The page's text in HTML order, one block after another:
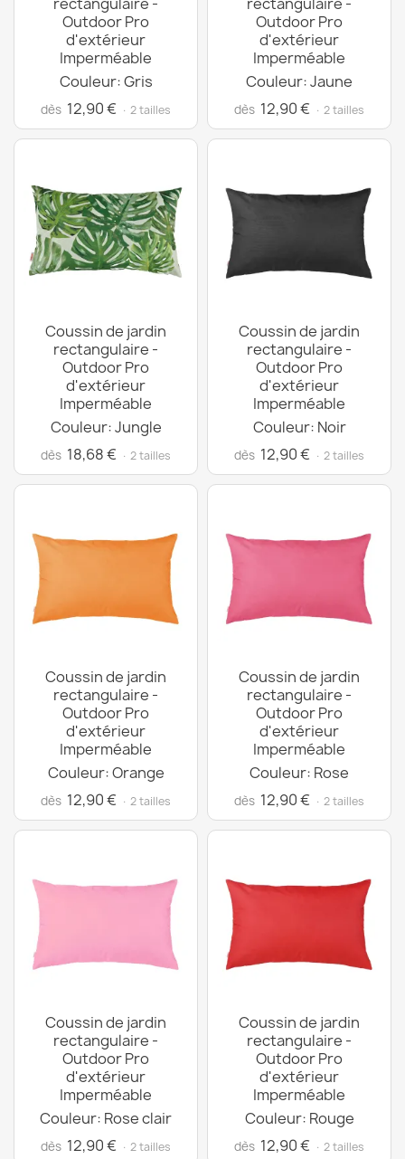
Outdoor Pro
d'extérieur
Imperméable
Couleur: Gris
dès 12,90 € · 2 tailles
Outdoor Pro
d'extérieur
Imperméable
Couleur: Jaune
dès 12,90 € · 2 tailles
Coussin de jardin
rectangulaire -
Outdoor Pro
d'extérieur
Imperméable
Couleur: Jungle
dès 18,68 € · 2 tailles
Coussin de jardin
rectangulaire -
Outdoor Pro
d'extérieur
Imperméable
Couleur: Noir
dès 12,90 € · 2 tailles
Coussin de jardin
rectangulaire -
Outdoor Pro
d'extérieur
Imperméable
Couleur: Orange
dès 12,90 € · 2 tailles
Coussin de jardin
rectangulaire -
Outdoor Pro
d'extérieur
Imperméable
Couleur: Rose
dès 12,90 € · 2 tailles
Coussin de jardin
rectangulaire -
Outdoor Pro
d'extérieur
Imperméable
Couleur: Rose clair
dès 12,90 € · 2 tailles
Coussin de jardin
rectangulaire -
Outdoor Pro
d'extérieur
Imperméable
Couleur: Rouge
dès 12,90 € · 2 tailles